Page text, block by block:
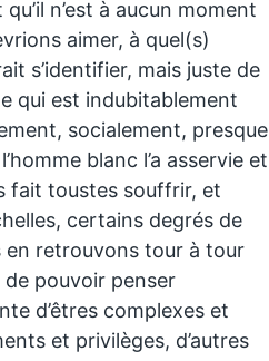
n’est à aucun moment
aimer, à quel(s)
s’identifier, mais juste de
qui est indubitablement
socialement, presque
blanc l’a asservie et
fait toustes souffrir, et
certains degrés de
retrouvons tour à tour
pouvoir penser
d’êtres complexes et
et privilèges, d’autres